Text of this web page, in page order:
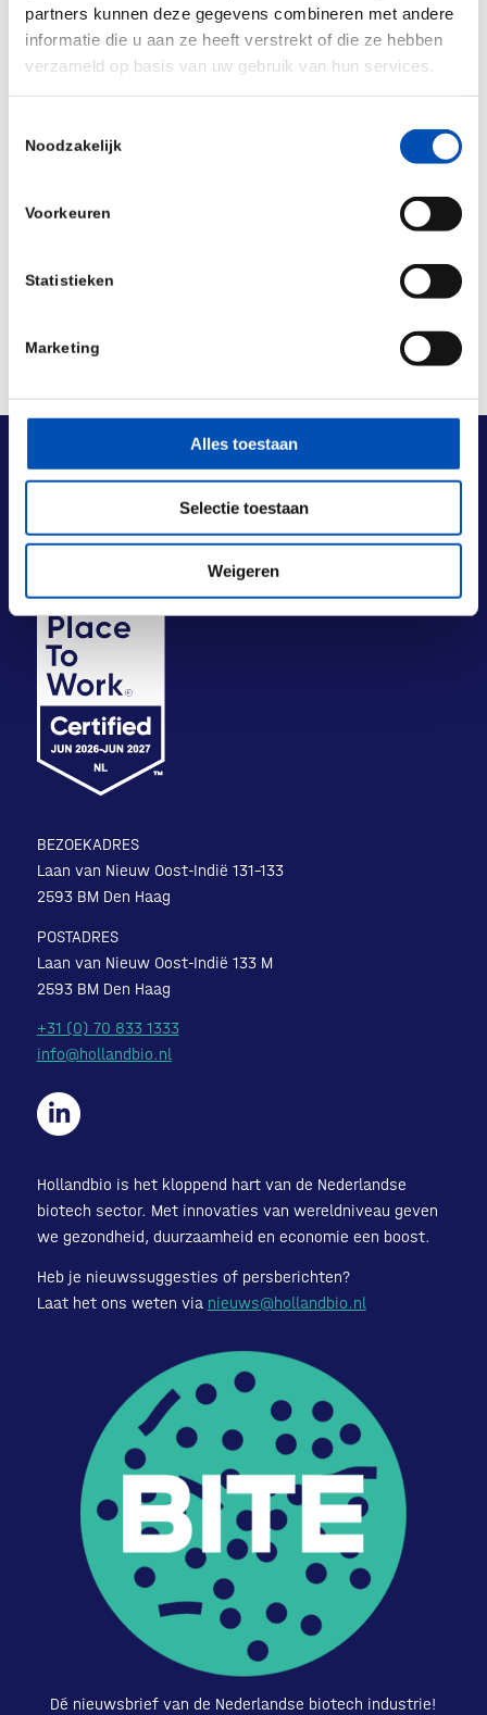
partners kunnen deze gegevens combineren met andere
informatie die u aan ze heeft verstrekt of die ze hebben
verzameld op basis van uw gebruik van hun services.
Noodzakelijk
Voorkeuren
Statistieken
Marketing
Alles toestaan
Selectie toestaan
Weigeren
met enige regelmaat updates te ontvangen op dit
gebied, stuur een e-mail aan:hello@genome-
lawyers.com
/
Deel dit stuk
BEZOEKADRES
Laan van Nieuw Oost-Indië 131-133
2593 BM Den Haag
POSTADRES
Laan van Nieuw Oost-Indië 133 M
2593 BM Den Haag
+31 (0) 70 833 1333
info@hollandbio.nl
Hollandbio is het kloppend hart van de Nederlandse
biotech sector. Met innovaties van wereldniveau geven
we gezondheid, duurzaamheid en economie een boost.
Heb je nieuwssuggesties of persberichten?
Laat het ons weten via nieuws@hollandbio.nl
Dé nieuwsbrief van de Nederlandse biotech industrie!